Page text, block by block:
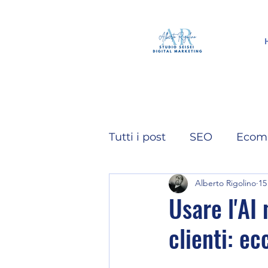
Tutti i post SEO
Intelligenza Artificiale
Instagram
Usare
clienti:
Alberto Rigolino